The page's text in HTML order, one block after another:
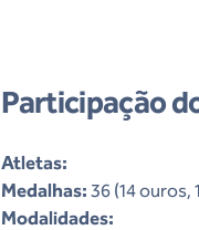
Participação
Atletas:
Medalhas: 36 (14 ouros,
Modalidades: